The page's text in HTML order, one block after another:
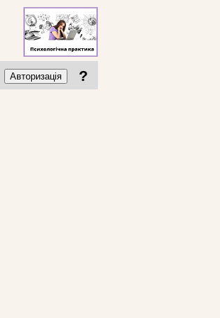
Авторизація ?